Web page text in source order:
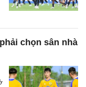
chọn sân nhà